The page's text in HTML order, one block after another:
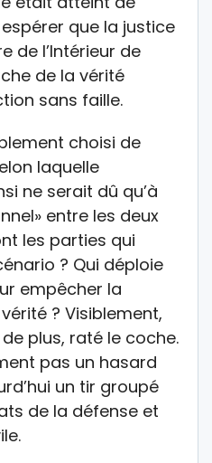
que la justice
de l’Intérieur de
de la vérité
sans faille.
choisi de
laquelle
ne serait dû qu’à
entre les deux
les parties qui
? Qui déploie
empêcher la
? Visiblement,
plus, raté le coche.
pas un hasard
un tir groupé
de la défense et